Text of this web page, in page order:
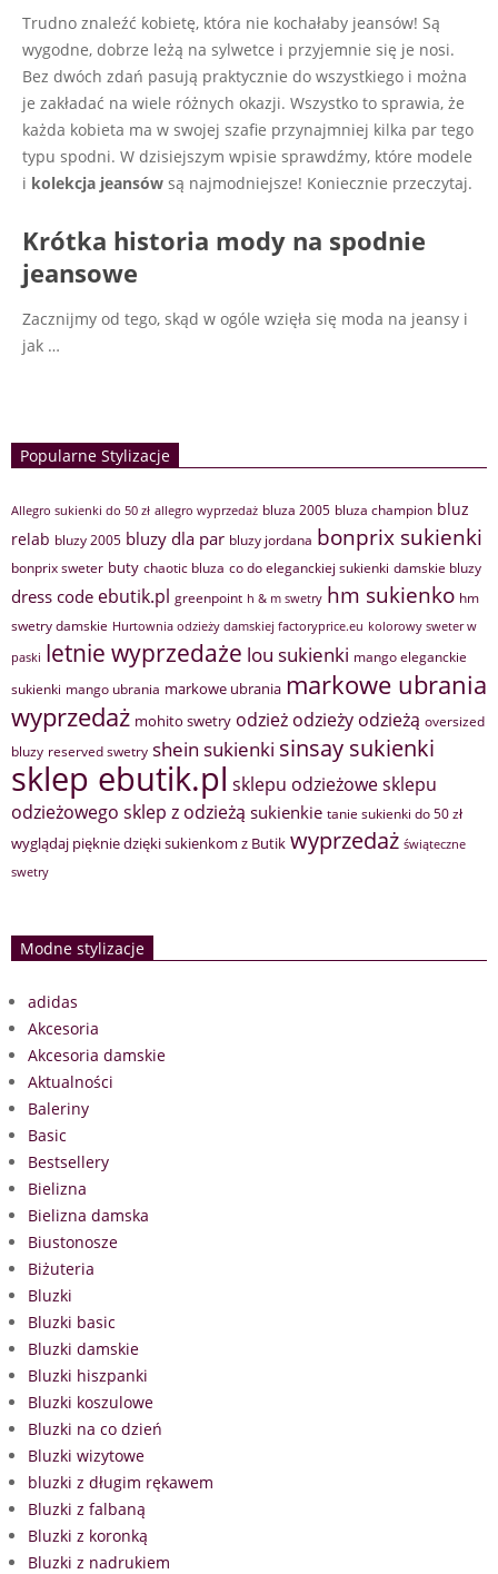
Trudno znaleźć kobietę, która nie kochałaby jeansów! Są
wygodne, dobrze leżą na sylwetce i przyjemnie się je nosi.
Bez dwóch zdań pasują praktycznie do wszystkiego i można
je zakładać na wiele różnych okazji. Wszystko to sprawia, że
każda kobieta ma w swojej szafie przynajmniej kilka par tego
typu spodni. W dzisiejszym wpisie sprawdźmy, które modele
i kolekcja jeansów są najmodniejsze! Koniecznie przeczytaj.
Krótka historia mody na spodnie
jeansowe
Zacznijmy od tego, skąd w ogóle wzięła się moda na jeansy i
jak …
Popularne Stylizacje
Allegro sukienki do 50 zł allegro wyprzedaż bluza 2005 bluza champion bluz
relab bluzy 2005 bluzy dla par bluzy jordana bonprix sukienki
bonprix sweter buty chaotic bluza co do eleganckiej sukienki damskie bluzy
dress code ebutik.pl greenpoint h & m swetry hm sukienko hm
swetry damskie Hurtownia odzieży damskiej factoryprice.eu kolorowy sweter w
paski letnie wyprzedaże lou sukienki mango eleganckie
sukienki mango ubrania markowe ubrania markowe ubrania
wyprzedaż mohito swetry odzież odzieży odzieżą oversized
bluzy reserved swetry shein sukienki sinsay sukienki
sklep ebutik.pl sklepu odzieżowesklepu
odzieżowego sklep z odzieżą sukienkie tanie sukienki do 50 zł
wyglądaj pięknie dzięki sukienkom z Butik wyprzedaż świąteczne
swetry
Modne stylizacje
adidas
Akcesoria
Akcesoria damskie
Aktualności
Baleriny
Basic
Bestsellery
Bielizna
Bielizna damska
Biustonosze
Biżuteria
Bluzki
Bluzki basic
Bluzki damskie
Bluzki hiszpanki
Bluzki koszulowe
Bluzki na co dzień
Bluzki wizytowe
bluzki z długim rękawem
Bluzki z falbaną
Bluzki z koronką
Bluzki z nadrukiem